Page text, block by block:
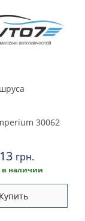
30062
грн.
в наличии
Купить